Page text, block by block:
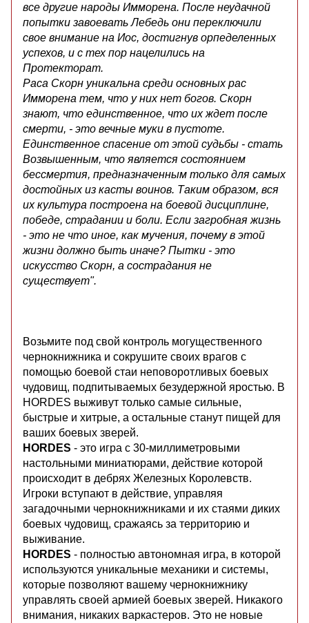
все другие народы Имморена. После неудачной
попытки завоевать Лебедь они переключили
свое внимание на Иос, достигнув орпеделенных
успехов, и с тех пор нацелились на
Протекторат.
Раса Скорн уникальна среди основных рас
Имморена тем, что у них нет богов. Скорн
знают, что единственное, что их ждет после
смерти, - это вечные муки в пустоте.
Единственное спасение от этой судьбы - стать
Возвышенным, что является состоянием
бессмертия, предназначенным только для самых
достойных из касты воинов. Таким образом, вся
их культура построена на боевой дисциплине,
победе, страдании и боли. Если загробная жизнь
- это не что иное, как мучения, почему в этой
жизни должно быть иначе? Пытки - это
искусство Скорн, а сострадания не
существует".
Возьмите под свой контроль могущественного
чернокнижника и сокрушите своих врагов с
помощью боевой стаи неповоротливых боевых
чудовищ, подпитываемых безудержной яростью. В
HORDES выживут только самые сильные,
быстрые и хитрые, а остальные станут пищей для
ваших боевых зверей.
HORDES - это игра с 30-миллиметровыми
настольными миниатюрами, действие которой
происходит в дебрях Железных Королевств.
Игроки вступают в действие, управляя
загадочными чернокнижниками и их стаями диких
боевых чудовищ, сражаясь за территорию и
выживание.
HORDES - полностью автономная игра, в которой
используются уникальные механики и системы,
которые позволяют вашему чернокнижнику
управлять своей армией боевых зверей. Никакого
внимания, никаких варкастеров. Это не новые